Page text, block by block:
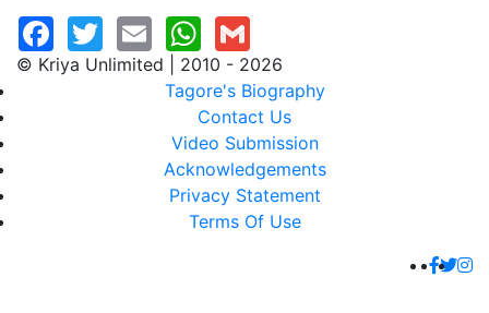
© Kriya Unlimited | 2010 - 2026
Tagore's Biography
Contact Us
Video Submission
Acknowledgements
Privacy Statement
Terms Of Use